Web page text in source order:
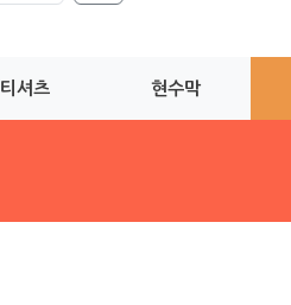
티셔츠 현수막